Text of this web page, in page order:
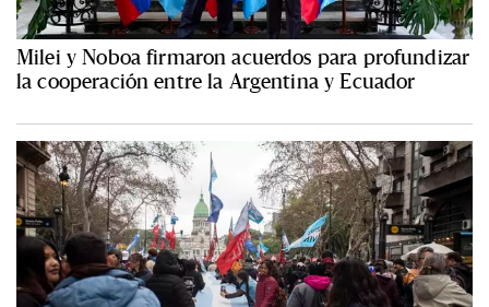
Milei y Noboa firmaron acuerdos para profundizar
la cooperación entre la Argentina y Ecuador